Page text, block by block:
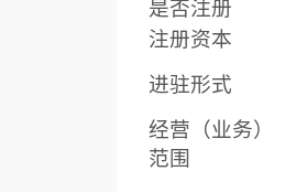
是否注册
注册资本
进驻形式
经营（业务）
范围